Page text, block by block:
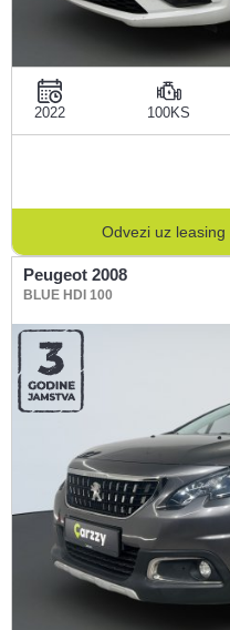
2022 100KS
Odvezi uz leasing
Peugeot 2008
BLUE HDI 100